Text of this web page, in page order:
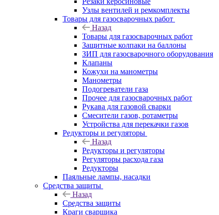
Узлы вентилей и ремкомплекты
Товары для газосварочных работ
Назад
Товары для газосварочных работ
Защитные колпаки на баллоны
ЗИП для газосварочного оборудования
Клапаны
Кожухи на манометры
Манометры
Подогреватели газа
Прочее для газосварочных работ
Рукава для газовой сварки
Смесители газов, ротаметры
Устройства для перекачки газов
Редукторы и регуляторы
Назад
Редукторы и регуляторы
Регуляторы расхода газа
Редукторы
Паяльные лампы, насадки
Средства защиты
Назад
Средства защиты
Краги сварщика